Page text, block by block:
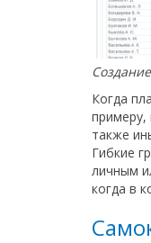
Когда
примеру,
также
Гибкие
личным
когда в